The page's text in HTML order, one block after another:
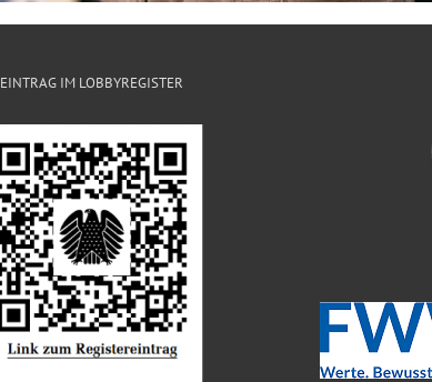
EINTRAG IM LOBBYREGISTER